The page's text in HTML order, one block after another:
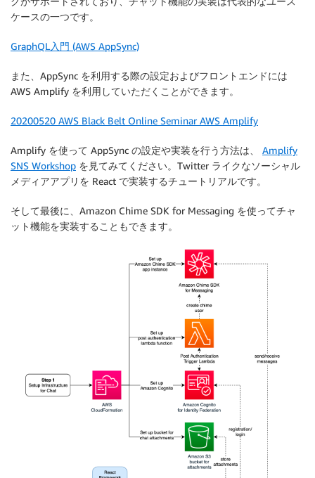
ケースの一つです。
GraphQL入門 (AWS AppSync)
また、AppSync を利用する際の設定およびフロントエンドには
AWS Amplify を利用していただくことができます。
20200520 AWS Black Belt Online Seminar AWS Amplify
Amplify を使って AppSync の設定や実装を行う方法は、 Amplify
SNS Workshop を見てみてください。Twitter ライクなソーシャル
メディアアプリを React で実装するチュートリアルです。
そして最後に、Amazon Chime SDK for Messaging を使ってチャ
ット機能を実装することもできます。